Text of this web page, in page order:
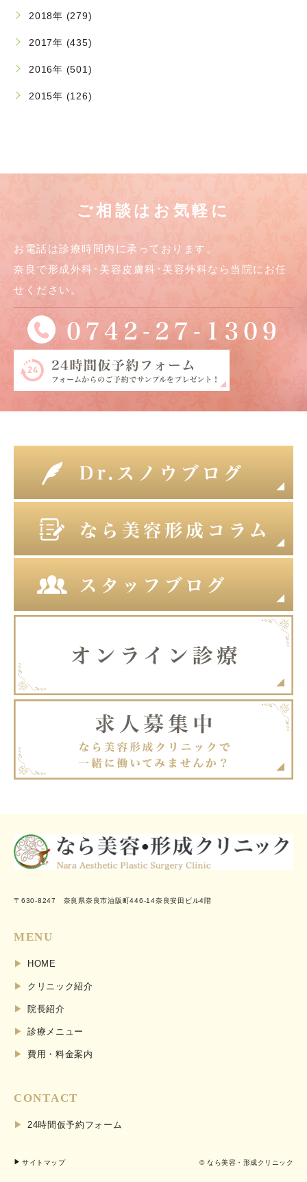
2018年 (279)
2017年 (435)
2016年 (501)
2015年 (126)
ご相談はお気軽に
お電話は診療時間内に承っております。
奈良で形成外科･美容皮膚科･美容外科なら当院にお任
せください。
〒630-8247 奈良県奈良市油阪町446-14奈良安田ビル4階
MENU
HOME
クリニック紹介
院長紹介
診療メニュー
費用・料金案内
CONTACT
24時間仮予約フォーム
サイトマップ © なら美容・形成クリニック